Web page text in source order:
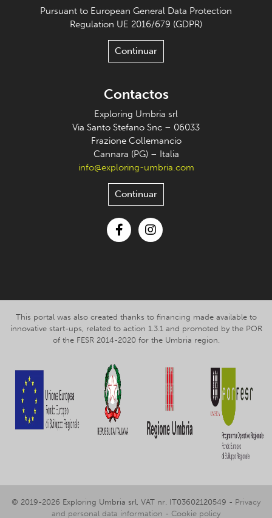
Pursuant to European General Data Protection
Regulation UE 2016/679 (GDPR)
Continuar
Contactos
Exploring Umbria srl
Via Santo Stefano Snc – 06033
Frazione Collemancio
Cannara (PG) – Italia
info@exploring-umbria.com
Continuar
This portal was also created thanks to financing made available to
innovative start-ups, related to action 1.3.1 and promoted by the POR
of the FESR 2014-2020 for the Umbria region.
© 2019-2026 Exploring Umbria srl, VAT nr. IT03602120549 - Privacy
and personal data information - Cookie policy